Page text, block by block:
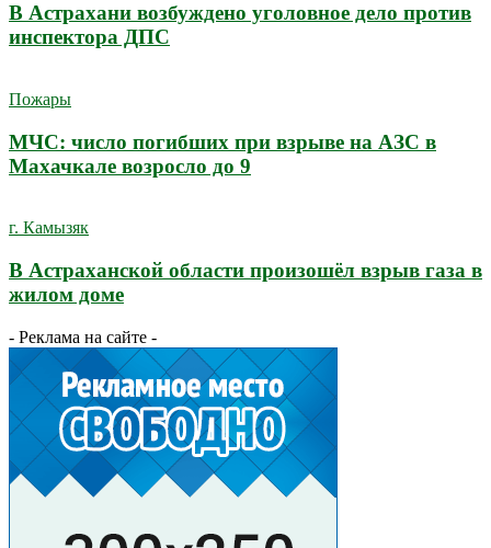
В Астрахани возбуждено уголовное дело против
инспектора ДПС
Пожары
МЧС: число погибших при взрыве на АЗС в
Махачкале возросло до 9
г. Камызяк
В Астраханской области произошёл взрыв газа в
жилом доме
- Реклама на сайте -